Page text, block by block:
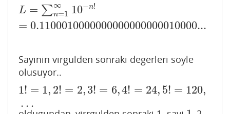
L = ∑∞
n=1 10−n!
= 0.1100010000000000000000010000...
L= ∑n =1 ∞10 n!=
Sayinin virgulden sonraki degerleri soyle
olusuyor..
1! = 1, 2! = 2,3! = 6,4! = 24, 5! = 120,
…
1!=1, 2!= 2,3 !=6 ,4! =24,5 =120 …